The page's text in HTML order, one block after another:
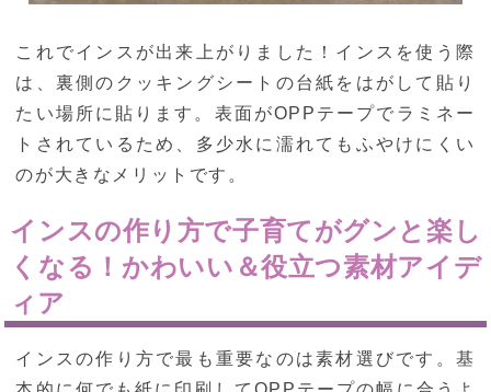
これでインスが出来上がりました！インスを使う際
は、裏側のクッキングシートの台紙をはがして貼り
たい場所に貼ります。表面がOPPテープでラミネー
トされているため、多少水に濡れてもふやけにくい
のが大きなメリットです。
インスの作り方で子育てがグンと楽し
くなる！かわいい＆役立つ素材アイデ
ィア
インスの作り方で最も重要なのは素材選びです。基